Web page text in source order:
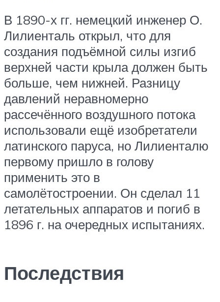
В 1890-х гг. немецкий инженер О.
Лилиенталь открыл, что для
создания подъёмной силы изгиб
верхней части крыла должен быть
больше, чем нижней. Разницу
давлений неравномерно
рассечённого воздушного потока
использовали ещё изобретатели
латинского паруса, но Лилиенталю
первому пришло в голову
применить это в
самолётостроении. Он сделал 11
летательных аппаратов и погиб в
1896 г. на очередных испытаниях.
Последствия